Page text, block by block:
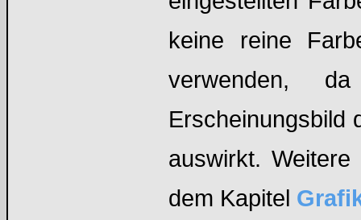
keine reine
verwenden,
Erscheinungsbild
auswirkt.
dem Kapitel